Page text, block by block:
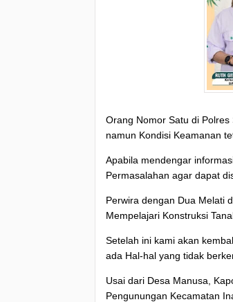
Orang Nomor Satu di
namun Kondisi Keamanan
Apabila mendengar
Permasalahan agar dapat
Perwira dengan Dua Melati
Mempelajari Konstruksi
Setelah ini kami akan
ada Hal-hal yang tidak
Usai dari Desa Manusa,
Pengunungan Kecamatan